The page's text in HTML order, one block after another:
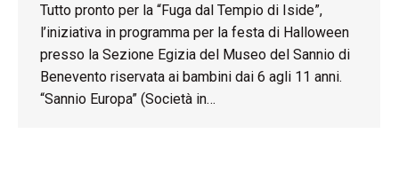
Tutto pronto per la “Fuga dal Tempio di Iside”,
l’iniziativa in programma per la festa di Halloween
presso la Sezione Egizia del Museo del Sannio di
Benevento riservata ai bambini dai 6 agli 11 anni.
“Sannio Europa” (Società in…